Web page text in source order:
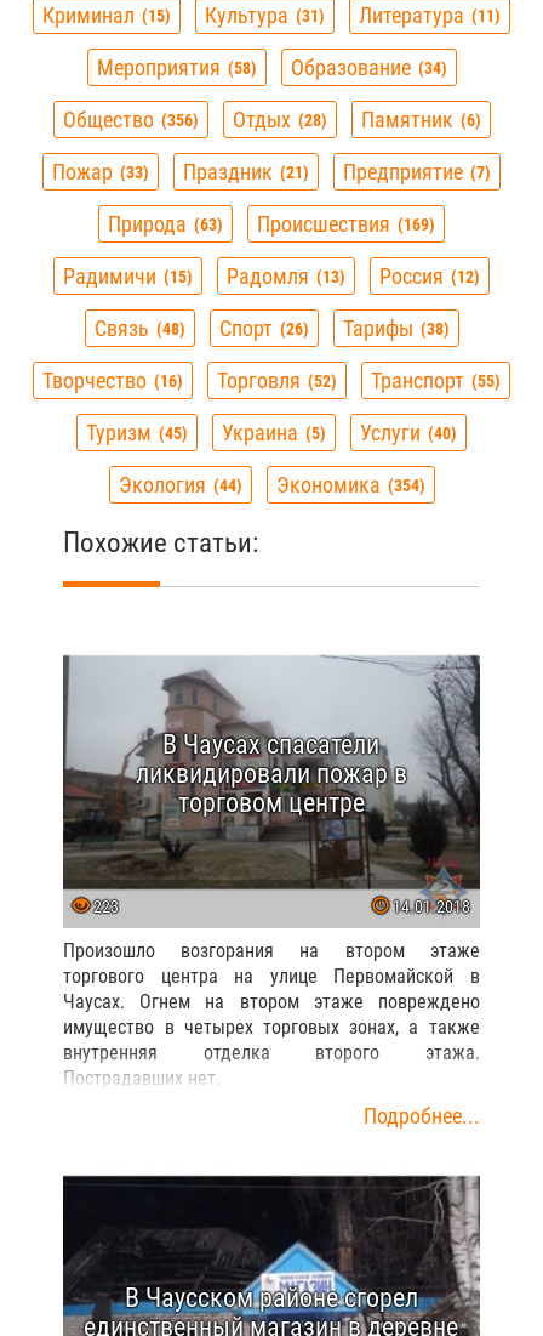
Криминал 15 Культура 31 Литература 11
Мероприятия 58 Образование 34
Общество 356 Отдых 28 Памятник 6
Пожар 33 Праздник 21 Предприятие 7
Природа 63 Происшествия 169
Радимичи 15 Радомля 13 Россия 12
Связь 48 Спорт 26 Тарифы 38
Творчество 16 Торговля 52 Транспорт 55
Туризм 45 Украина 5 Услуги 40
Экология 44 Экономика 354
Похожие статьи:
В Чаусах спасатели
ликвидировали пожар в
торговом центре
223 14.01.2018
Произошло возгорания на втором этаже
торгового центра на улице Первомайской в
Чаусах. Огнем на втором этаже повреждено
имущество в четырех торговых зонах, а также
внутренняя отделка второго этажа.
Пострадавших нет.
Подробнее...
В Чаусском районе сгорел
единственный магазин в деревне